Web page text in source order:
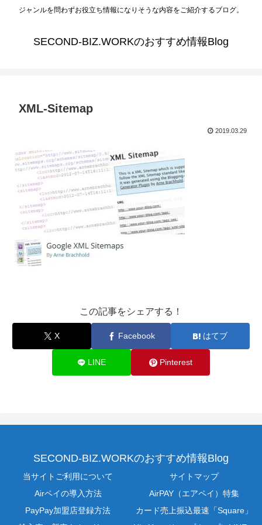
ジャンルを問わずお役立ち情報になりそうな内容をご紹介するブログ。
SECOND-BIZ.WORKのおすすめ情報Blog
XML-Sitemap
2019.03.29
この記事をシェアする！
X Facebook はてブ
LINE Pinterest
SECOND-BIZ.WORKのおすすめ情報Blog
当サイトご利用について
サイトマップ
Airペイの導入方法
AirPAY（エアペイ）特集
PayPay加盟店登録方法
カード売上振込最速「Square」